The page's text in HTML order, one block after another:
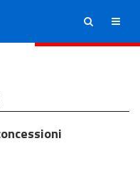
ricerca menu